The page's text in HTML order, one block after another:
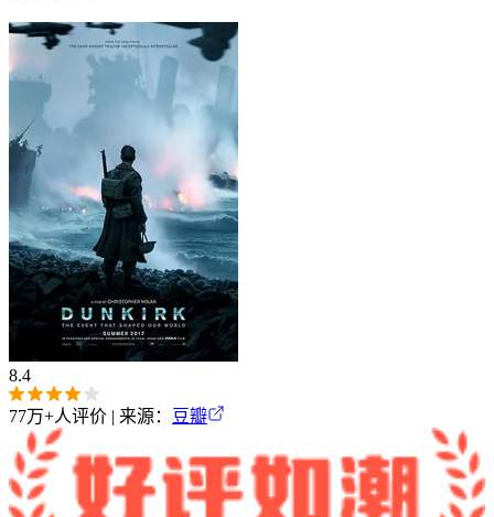
8.4
77万+人评价 | 来源： 豆瓣